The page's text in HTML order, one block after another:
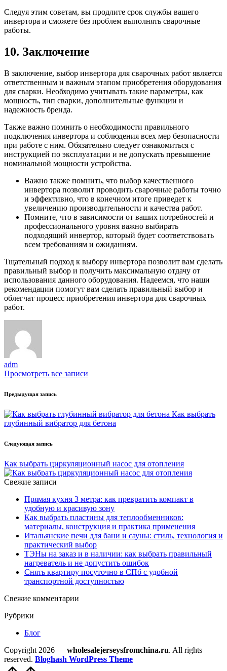
Следуя этим советам, вы продлите срок службы вашего
инвертора и сможете без проблем выполнять сварочные
работы.
10. Заключение
В заключение, выбор инвертора для сварочных работ является
ответственным и важным этапом приобретения оборудования
для сварки. Необходимо учитывать такие параметры, как
мощность, тип сварки, дополнительные функции и
надежность бренда.
Также важно помнить о необходимости правильного
подключения инвертора и соблюдения всех мер безопасности
при работе с ним. Обязательно следует ознакомиться с
инструкцией по эксплуатации и не допускать превышение
номинальной мощности устройства.
Важно также помнить, что выбор качественного
инвертора позволит проводить сварочные работы точно
и эффективно, что в конечном итоге приведет к
увеличению производительности и качества работ.
Помните, что в зависимости от ваших потребностей и
профессионального уровня важно выбирать
подходящий инвертор, который будет соответствовать
всем требованиям и ожиданиям.
Тщательный подход к выбору инвертора позволит вам сделать
правильный выбор и получить максимальную отдачу от
использования данного оборудования. Надеемся, что наши
рекомендации помогут вам сделать правильный выбор и
облегчат процесс приобретения инвертора для сварочных
работ.
adm
Просмотреть все записи
Навигация
записи
Предыдущая запись
Как выбрать
глубинный вибратор для бетона
Следующая запись
Как выбрать циркуляционный насос для отопления
Свежие записи
Прямая кухня 3 метра: как превратить компакт в
удобную и красивую зону
Как выбрать пластины для теплообменников:
материалы, конструкция и практика применения
Итальянские печи для бани и сауны: стиль, технология и
практический выбор
ТЭНы на заказ и в наличии: как выбрать правильный
нагреватель и не допустить ошибок
Снять квартиру посуточно в СПб с удобной
транспортной доступностью
Свежие комментарии
Рубрики
Блог
Copyright 2026 — wholesalejerseysfromchina.ru. All rights
reserved. Bloghash WordPress Theme